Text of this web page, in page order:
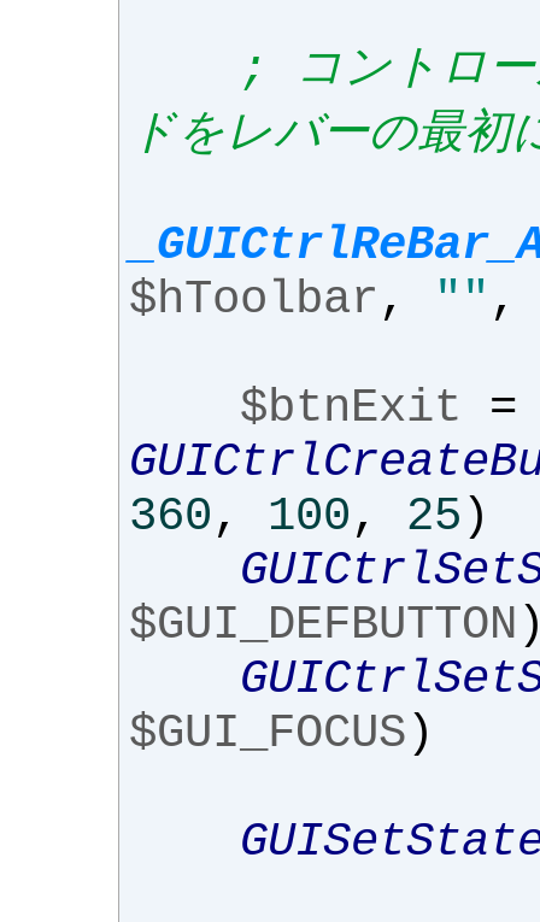
; コントロー
ドをレバーの最初
$hToolbar , "" ,
$btnExit
=
360, 100, 25 )
$GUI_DEFBUTTON
$GUI_FOCUS)